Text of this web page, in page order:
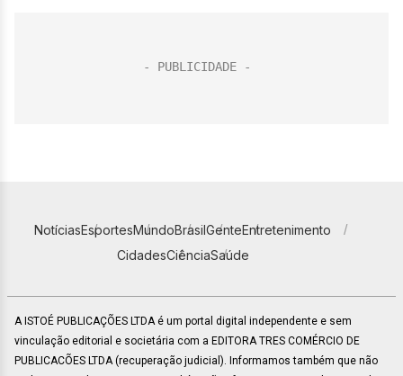
NotíciasEsportesMundoBrasilGenteEntretenimento
CidadesCiênciaSaúde
A ISTOÉ PUBLICAÇÕES LTDA é um portal digital independente e sem
vinculação editorial e societária com a EDITORA TRES COMÉRCIO DE
PUBLICACÕES LTDA (recuperação judicial). Informamos também que não